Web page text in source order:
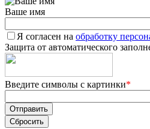
Ваше имя
Я согласен на обработку
Защита от автоматического
Введите символы с картинки*